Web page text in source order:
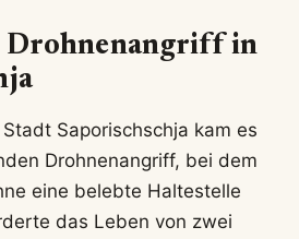
Drohnenangriff in
Saporischschja kam es
Drohnenangriff, bei dem
eine belebte Haltestelle
das Leben von zwei